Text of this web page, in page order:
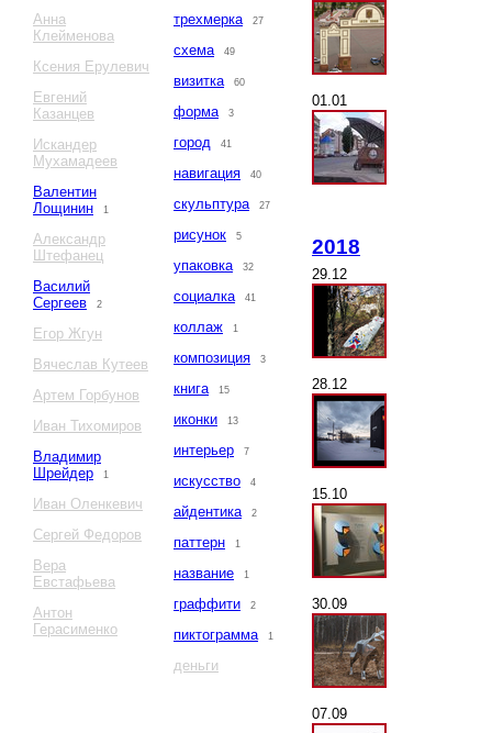
Анна
Клейменова
Ксения Ерулевич
Евгений
Казанцев
Искандер
Мухамадеев
Валентин
Лощинин
1
Александр
Штефанец
Василий
Сергеев
2
Егор Жгун
Вячеслав Кутеев
Артем Горбунов
Иван Тихомиров
Владимир
Шрейдер
1
Иван Оленкевич
Сергей Федоров
Вера
Евстафьева
Антон
Герасименко
трехмерка 27
схема 49
визитка 60
форма 3
город 41
навигация 40
скульптура 27
рисунок 5
упаковка 32
социалка 41
коллаж 1
композиция 3
книга 15
иконки 13
интерьер 7
искусство 4
айдентика 2
паттерн 1
название 1
граффити 2
пиктограмма 1
деньги
01.01
2018
29.12
28.12
15.10
30.09
07.09